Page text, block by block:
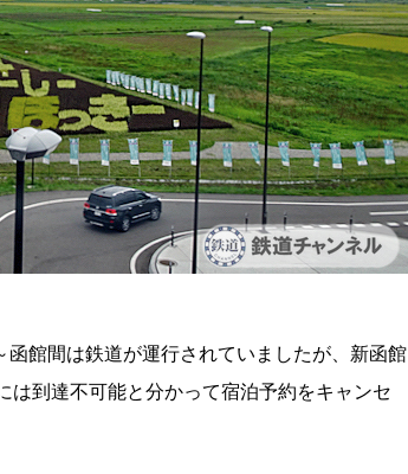
館間は鉄道が運行されていましたが、新函館
は到達不可能と分かって宿泊予約をキャンセ